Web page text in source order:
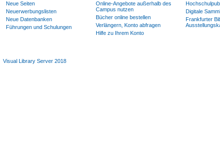
Neue Seiten
Neuerwerbungslisten
Neue Datenbanken
Führungen und Schulungen
Online-Angebote außerhalb des
Campus nutzen
Bücher online bestellen
Verlängern, Konto abfragen
Hilfe zu Ihrem Konto
Digitale
Frankfurter
Visual Library Server 2018